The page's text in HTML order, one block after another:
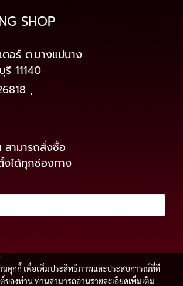
SHOP
อร์ ต.บางแม่นาง
11140
,
สามารถสั่งซื้อ
ได้ทุกช่องทาง
นคุกกี้ เพื่อเพิ่มประสิทธิภาพและประสบการณ์ที่ดี
ต์ของท่าน ท่านสามารถอ่านรายละเอียดเพิ่มเติม